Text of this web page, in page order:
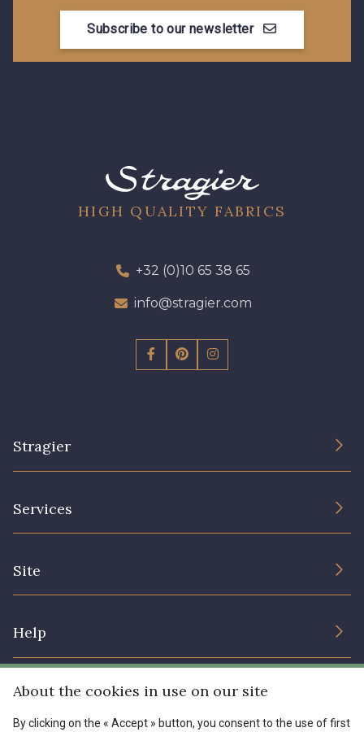
Subscribe to our newsletter
HIGH QUALITY FABRICS
+32 (0)10 65 38 65
info@stragier.com
Stragier
Services
Site
Help
Shipping options
Menu
About the cookies in use on our site
By clicking on the « Accept » button, you consent to the use of first